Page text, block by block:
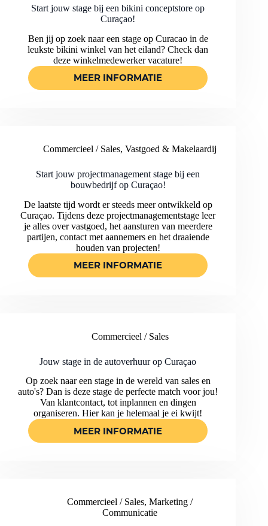
BIJ
EEN
Start jouw stage bij een bikini conceptstore op
Curaçao!
Ben jij op zoek naar een stage op Curacao in de
leukste bikini winkel van het eiland? Check dan
deze winkelmedewerker vacature!
MEER INFORMATIE
START
CONCEPTSTORE
CURAÇAO!
Commercieel / Sales,Vastgoed & Makelaardij
Start jouw projectmanagement stage bij een
bouwbedrijf op Curaçao!
De laatste tijd wordt er steeds meer ontwikkeld op
Curaçao. Tijdens deze projectmanagementstage leer
je alles over vastgoed, het aansturen van meerdere
partijen, contact met aannemers en het draaiende
houden van projecten!
MEER INFORMATIE
START
BOUWBEDRIJF
CURAÇAO!
Commercieel / Sales
Jouw stage in de autoverhuur op Curaçao
Op zoek naar een stage in de wereld van sales en
auto's? Dan is deze stage de perfecte match voor jou!
Van klantcontact, tot inplannen en dingen
organiseren. Hier kan je helemaal je ei kwijt!
MEER INFORMATIE
JOUW
CURAÇAO
Commercieel / Sales,Marketing /
Communicatie